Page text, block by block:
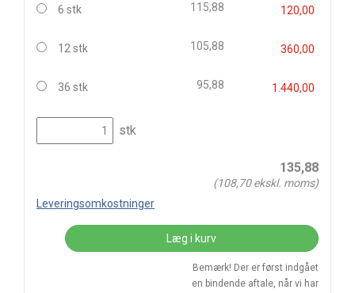
6 stk 115,88 120,00
12 stk 105,88 360,00
36 stk 95,88 1.440,00
stk
135,88
(108,70ekskl. moms)
Leveringsomkostninger
Læg i kurv
Bemærk! Der er først indgået
en bindende aftale, når vi har